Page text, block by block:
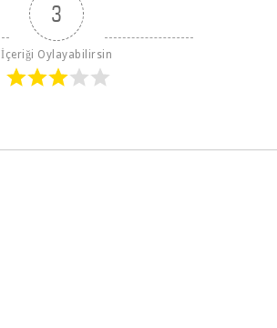
3
İçeriği Oylayabilirsin